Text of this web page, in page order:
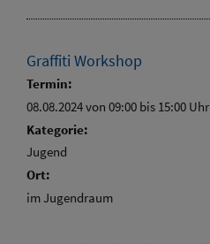
Graffiti Workshop
Termin:
08.08.2024 von 09:00 bis 15:00 Uhr
Kategorie:
Jugend
Ort:
im Jugendraum